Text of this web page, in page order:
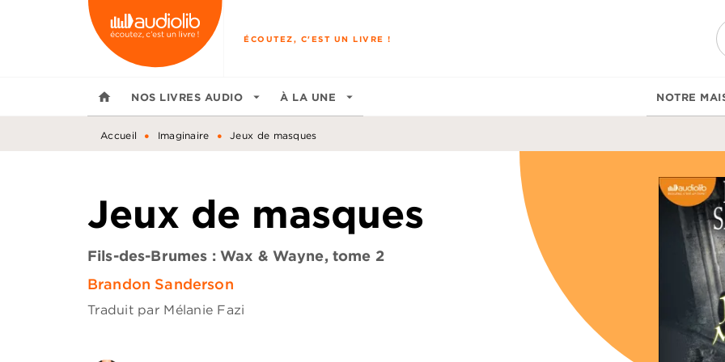
MENU RECHERCHE
ÉCOUTEZ, C'EST UN LIVRE !
home NOS LIVRES AUDIO arrow_drop_down À LA UNE arrow_drop_down NOTRE
Accueil • Imaginaire • Jeux de masques
Jeux de masques
Fils-des-Brumes : Wax & Wayne, tome 2
Brandon Sanderson
Traduit par Mélanie Fazi